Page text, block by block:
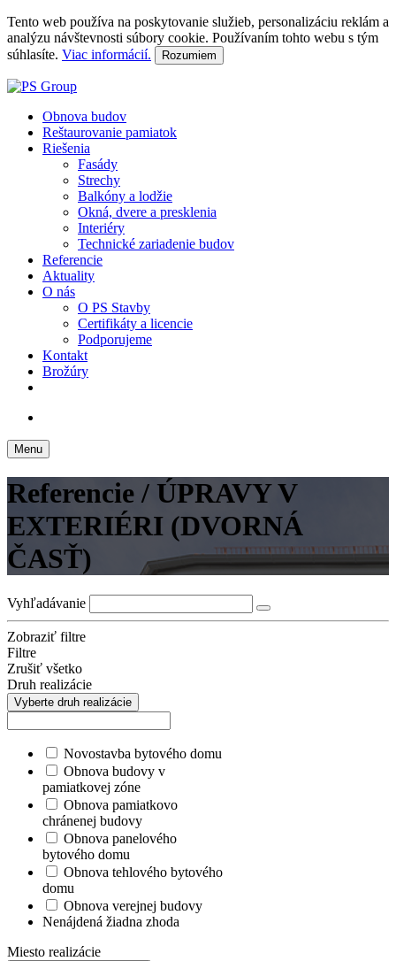
Tento web používa na poskytovanie služieb, personalizáciu reklám a
analýzu návštevnosti súbory cookie. Používaním tohto webu s tým
súhlasíte. Viac informácií. Rozumiem
Obnova budov
Reštaurovanie pamiatok
Riešenia
Fasády
Strechy
Balkóny a lodžie
Okná, dvere a presklenia
Interiéry
Technické zariadenie budov
Referencie
Aktuality
O nás
O PS Stavby
Certifikáty a licencie
Podporujeme
Kontakt
Brožúry
Menu
Referencie / ÚPRAVY V
EXTERIÉRI (DVORNÁ
ČASŤ)
Vyhľadávanie
Zobraziť filtre
Filtre
Zrušiť všetko
Druh realizácie
Vyberte druh realizácie
Novostavba bytového domu
Obnova budovy v
pamiatkovej zóne
Obnova pamiatkovo
chránenej budovy
Obnova panelového
bytového domu
Obnova tehlového bytového
domu
Obnova verejnej budovy
Nenájdená žiadna zhoda
Miesto realizácie